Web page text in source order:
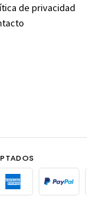
de privacidad